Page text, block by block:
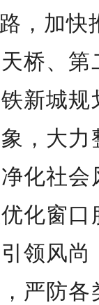
，加快
桥、
新城
，大
化社
化窗
领风
严防